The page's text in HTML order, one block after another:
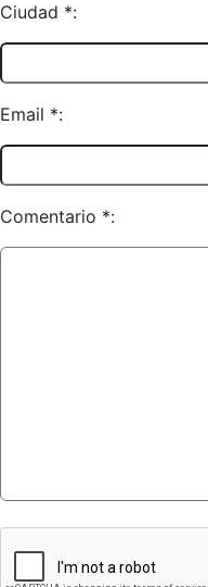
Ciudad *:
Email *:
Comentario *: